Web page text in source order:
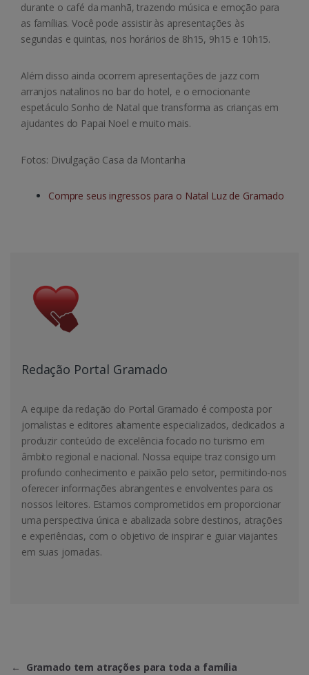
durante o café da manhã, trazendo música e emoção para
as famílias. Você pode assistir às apresentações às
segundas e quintas, nos horários de 8h15, 9h15 e 10h15.
Além disso ainda ocorrem apresentações de jazz com
arranjos natalinos no bar do hotel, e o emocionante
espetáculo Sonho de Natal que transforma as crianças em
ajudantes do Papai Noel e muito mais.
Fotos: Divulgação Casa da Montanha
Compre seus ingressos para o Natal Luz de Gramado
Redação Portal Gramado
A equipe da redação do Portal Gramado é composta por
jornalistas e editores altamente especializados, dedicados a
produzir conteúdo de excelência focado no turismo em
âmbito regional e nacional. Nossa equipe traz consigo um
profundo conhecimento e paixão pelo setor, permitindo-nos
oferecer informações abrangentes e envolventes para os
nossos leitores. Estamos comprometidos em proporcionar
uma perspectiva única e abalizada sobre destinos, atrações
e experiências, com o objetivo de inspirar e guiar viajantes
em suas jornadas.
← Gramado tem atrações para toda a família